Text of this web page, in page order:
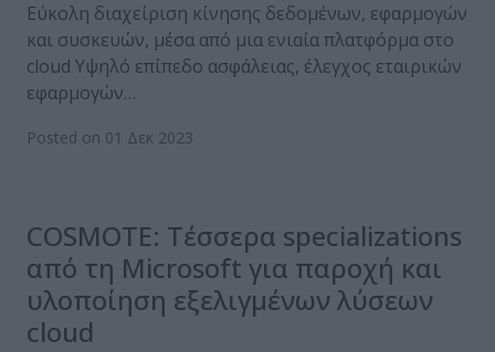
Εύκολη διαχείριση κίνησης δεδομένων, εφαρμογών
και συσκευών, μέσα από μια ενιαία πλατφόρμα στο
cloud Υψηλό επίπεδο ασφάλειας, έλεγχος εταιρικών
εφαρμογών…
Posted on 01 Δεκ 2023
COSMOTE: Τέσσερα specializations
από τη Microsoft για παροχή και
υλοποίηση εξελιγμένων λύσεων
cloud